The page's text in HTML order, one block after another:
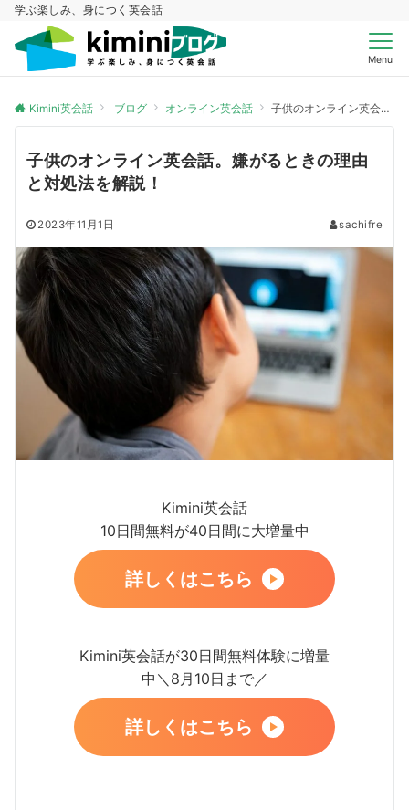
学ぶ楽しみ、身につく英会話
Menu
Kimini英会話 ブログ オンライン英会話 子供のオンライン英会話。嫌がるときの理由と対処法を解説！
子供のオンライン英会話。嫌がるときの理由
と対処法を解説！
2023年11月1日 sachifre
Kimini英会話
10日間無料が40日間に大増量中
詳しくはこちら
Kimini英会話が30日間無料体験に増量
中＼8月10日まで／
詳しくはこちら